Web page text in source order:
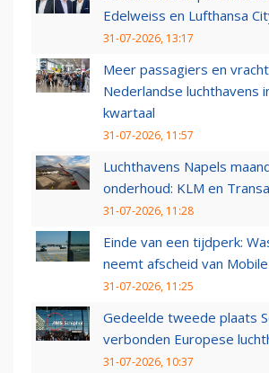
Edelweiss en Lufthansa
31-07-2026, 13:17
Meer passagiers en
Nederlandse luchthavens
kwartaal
31-07-2026, 11:57
Luchthavens Napels
onderhoud: KLM en
31-07-2026, 11:28
Einde van een tijdperk:
neemt afscheid van
31-07-2026, 11:25
Gedeelde tweede plaats
verbonden Europese
31-07-2026, 10:37